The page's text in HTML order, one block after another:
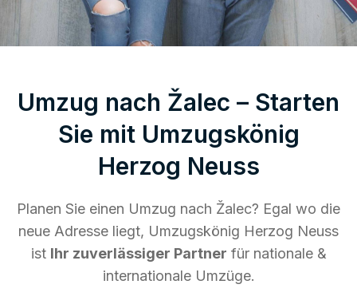
Umzug nach Žalec – Starten
Sie mit Umzugskönig
Herzog Neuss
Planen Sie einen Umzug nach Žalec? Egal wo die
neue Adresse liegt, Umzugskönig Herzog Neuss
ist Ihr zuverlässiger Partner für nationale &
internationale Umzüge.